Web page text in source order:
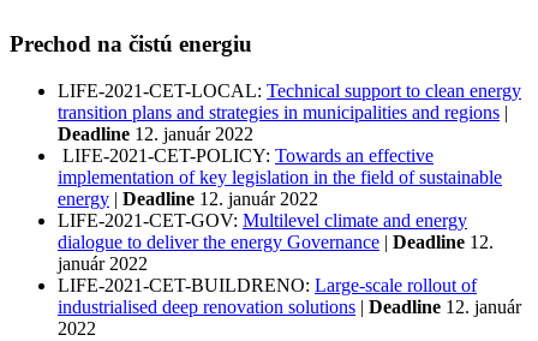
Prechod na čistú energiu
LIFE-2021-CET-LOCAL: Technical support to clean energy
transition plans and strategies in municipalities and regions |
Deadline 12. január 2022
LIFE-2021-CET-POLICY: Towards an effective
implementation of key legislation in the field of sustainable
energy | Deadline 12. január 2022
LIFE-2021-CET-GOV: Multilevel climate and energy
dialogue to deliver the energy Governance | Deadline 12.
január 2022
LIFE-2021-CET-BUILDRENO: Large-scale rollout of
industrialised deep renovation solutions | Deadline 12. január
2022